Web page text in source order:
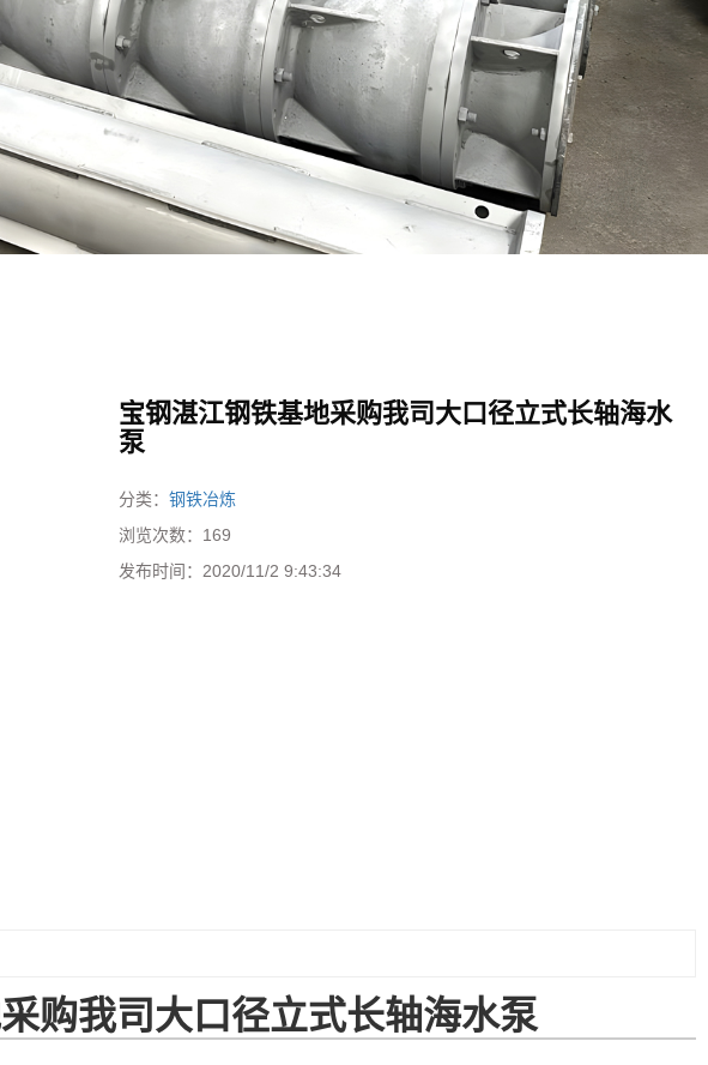
宝钢湛江钢铁基地采购我司大口径立式长轴海水
泵
分类：钢铁冶炼
浏览次数： 169
发布时间： 2020/11/2 9:43:34
购我司大口径立式长轴海水泵